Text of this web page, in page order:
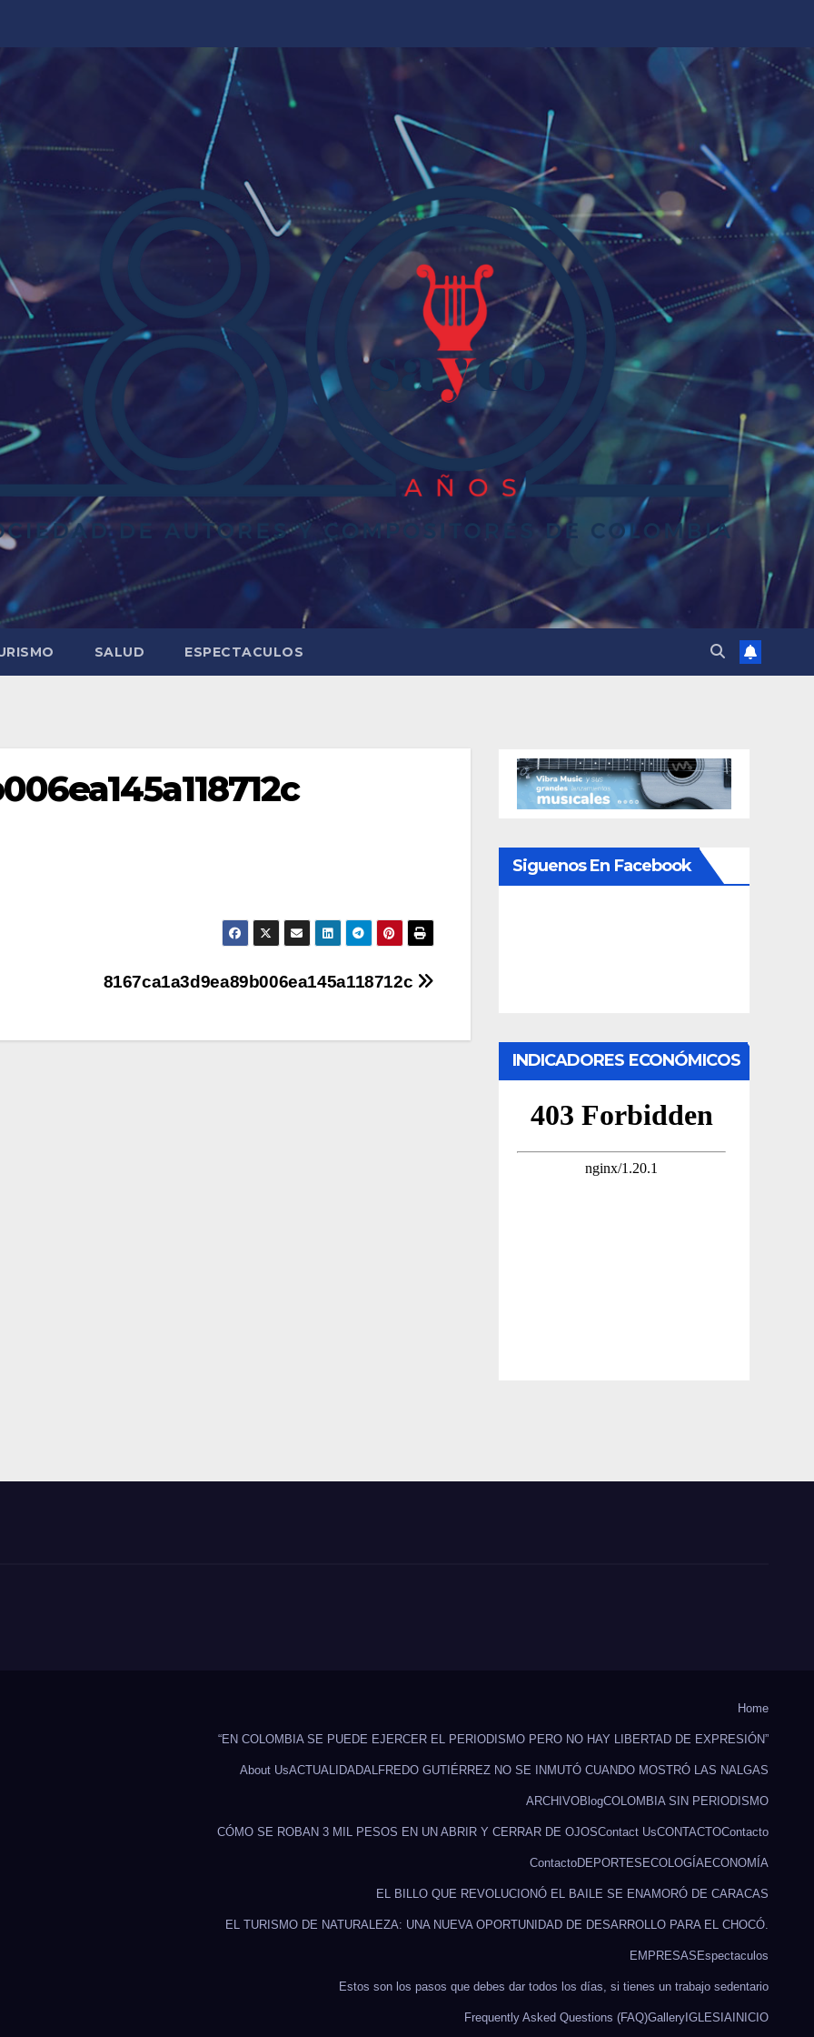
SALUD ESPECTACULOS
8167ca1a3d9ea89b006ea145a118712c
Siguenos En Facebook
INDICADORES ECONÓMICOS
Home
“EN COLOMBIA SE PUEDE EJERCER EL PERIODISMO PERO NO HAY LIBERTAD DE EXPRESIÓN”
About UsACTUALIDADALFREDO GUTIÉRREZ NO SE INMUTÓ CUANDO MOSTRÓ LAS NALGAS
ARCHIVOBlogCOLOMBIA SIN PERIODISMO
CÓMO SE ROBAN 3 MIL PESOS EN UN ABRIR Y CERRAR DE OJOSContact UsCONTACTOContacto
ContactoDEPORTES ECOLOGÍAECONOMÍA
EL BILLO QUE REVOLUCIONÓ EL BAILE SE ENAMORÓ DE CARACAS
EL TURISMO DE NATURALEZA: UNA NUEVA OPORTUNIDAD DE DESARROLLO PARA EL CHOCÓ.
EMPRESAS Espectaculos
Estos son los pasos que debes dar todos los días, si tienes un trabajo sedentario
Frequently Asked Questions (FAQ)Gallery IGLESIA INICIO